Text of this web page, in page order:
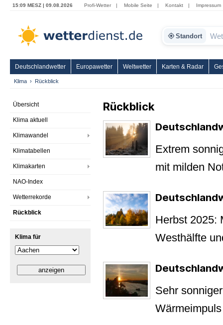
15:09 MESZ | 09.08.2026 Profi-Wetter | Mobile Seite | Kontakt | Impressum
Standort
Deutschlandwetter Europawetter Weltwetter Karten & Radar
Klima Rückblick
Übersicht
Klima aktuell
Klimawandel
Klimatabellen
Klimakarten
NAO-Index
Wetterrekorde
Rückblick
Klima für
Rückblick
Extrem
mit milden
Herbst 2025:
Westhälfte
Sehr